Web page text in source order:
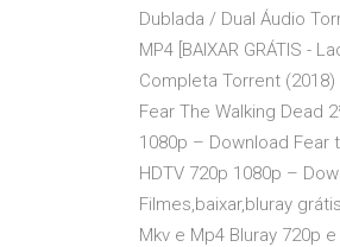
Dublada / Dual Áudio
MP4 [BAIXAR GRÁTIS -
Completa Torrent
Fear The Walking Dead
1080p – Download Fear
HDTV 720p 1080p –
Filmes,baixar,bluray
Mkv e Mp4 Bluray 720p